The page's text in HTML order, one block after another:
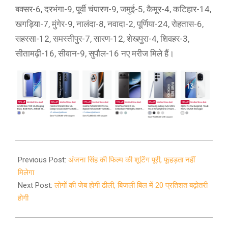
बक्सर-6, दरभंगा-9, पूर्वी चंपारण-9, जमुई-5, कैमूर-4, कटिहार-14,
खगड़िया-7, मुंगेर-9, नालंदा-8, नवादा-2, पूर्णिया-24, रोहतास-6,
सहरसा-12, समस्तीपुर-7, सारण-12, शेखपुरा-4, शिवहर-3,
सीतामढ़ी-16, सीवान-9, सुपौल-16 नए मरीज मिले हैं।
11-
19
Previous Post: अंजना सिंह की फिल्‍म की शूटिंग पूरी, फूहड़ता नहीं
मिलेगा
Next Post:लोगों की जेब होगी ढीली, बिजली बिल में 20 प्रतिशत बढ़ोतरी
होगी